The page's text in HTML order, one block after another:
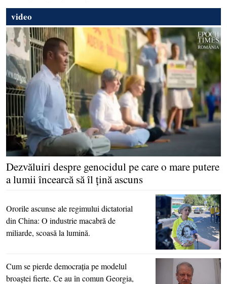
video
Dezvăluiri despre genocidul pe care o mare putere
a lumii încearcă să îl ţină ascuns
Ororile ascunse ale regimului dictatorial
din China: O industrie macabră de
miliarde, scoasă la lumină.
Cum se pierde democraţia pe modelul
broaştei fierte. Ce au în comun Georgia,